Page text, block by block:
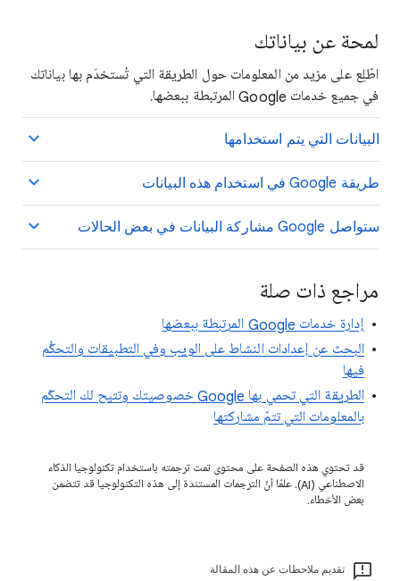
لمحة عن بياناتك
اطّلِع على مزيد من المعلومات حول الطريقة التي تُستخدَم بها بياناتك
في جميع خدمات Google المرتبطة ببعضها.
البيانات التي يتم استخدامها
طريقة Google في استخدام هذه البيانات
ستواصل Google مشاركة البيانات في بعض الحالات
مراجع ذات صلة
إدارة خدمات Google المرتبطة ببعضها
البحث عن إعدادات النشاط على الويب وفي التطبيقات والتحكُّم
فيها
الطريقة التي تحمي بها Google خصوصيتك وتتيح لك التحكّم
بالمعلومات التي تتمّ مشاركتها
قد تحتوي هذه الصفحة على محتوى تمت ترجمته باستخدام تكنولوجيا الذكاء
الاصطناعي (AI). علمًا أنّ الترجمات المستندة إلى هذه التكنولوجيا قد تتضمن
بعض الأخطاء.
تقديم ملاحظات عن هذه المقالة